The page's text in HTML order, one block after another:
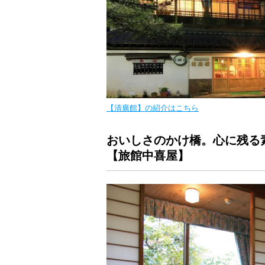
【清廣館】の紹介はこちら
おいしさのかけ橋。心に残る
【旅館中喜屋】